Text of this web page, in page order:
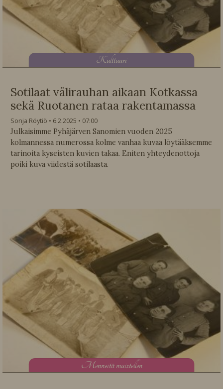
Kulttuuri
Sotilaat välirauhan aikaan Kotkassa
sekä Ruotanen rataa rakentamassa
Sonja Röytiö 6.2.2025
07:00
Julkaisimme Pyhäjärven Sanomien vuoden 2025
kolmannessa numerossa kolme vanhaa kuvaa löytääksemme
tarinoita kyseisten kuvien takaa. Eniten yhteydenottoja
poiki kuva viidestä sotilaasta.
Menneitä muistellen